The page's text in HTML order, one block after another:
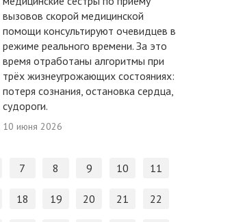
вызовов скорой медицинской
помощи консультируют очевидцев в
режиме реального времени. За это
время отработаны алгоритмы при
трёх жизнеугрожающих состояниях:
потеря сознания, остановка сердца,
судороги.
10 июня 2026
7 8 9 10 11
18 19 20 21 22